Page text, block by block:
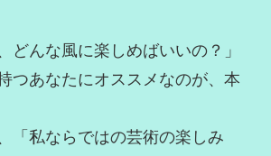
どんな風に楽しめばいいの？」
つあなたにオススメなのが、本
「私ならではの芸術の楽しみ